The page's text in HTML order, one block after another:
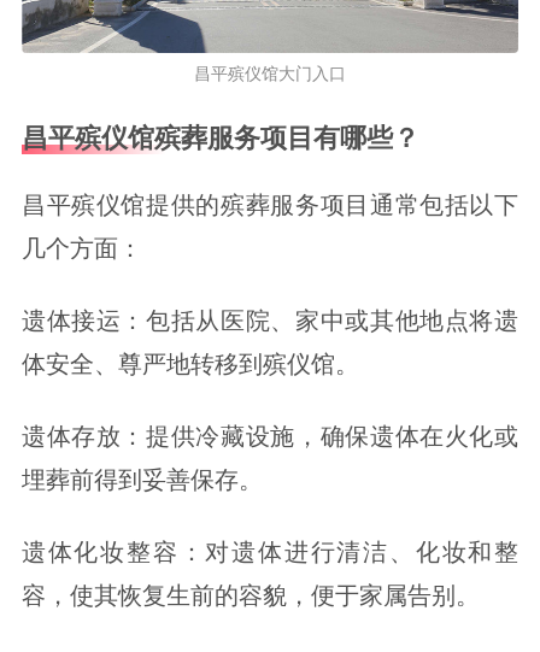
昌平殡仪馆大门入口
昌平殡仪馆殡葬服务项目有哪些？
昌平殡仪馆提供的殡葬服务项目通常包括以下
几个方面：
遗体接运：包括从医院、家中或其他地点将遗
体安全、尊严地转移到殡仪馆。
遗体存放：提供冷藏设施，确保遗体在火化或
埋葬前得到妥善保存。
遗体化妆整容：对遗体进行清洁、化妆和整
容，使其恢复生前的容貌，便于家属告别。